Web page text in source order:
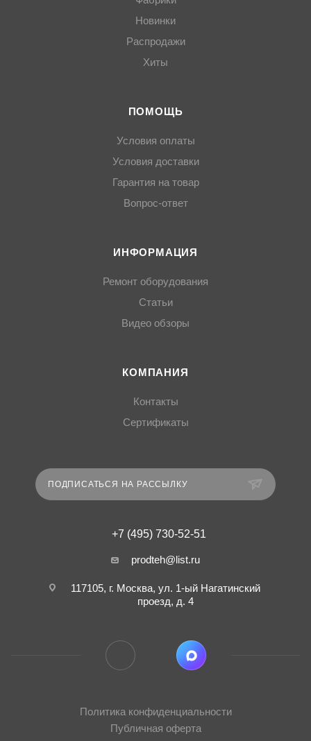
Новинки
Распродажи
Хиты
ПОМОЩЬ
Условия оплаты
Условия доставки
Гарантия на товар
Вопрос-ответ
ИНФОРМАЦИЯ
Ремонт оборудования
Статьи
Видео обзоры
КОМПАНИЯ
Контакты
Сертификаты
ПОДПИСАТЬСЯ НА РАССЫЛКУ
+7 (495) 730-52-51
prodteh@list.ru
117105, г. Москва, ул. 1-ый Нагатинский
проезд, д. 4
Политика конфиденциальности
Публичная оферта